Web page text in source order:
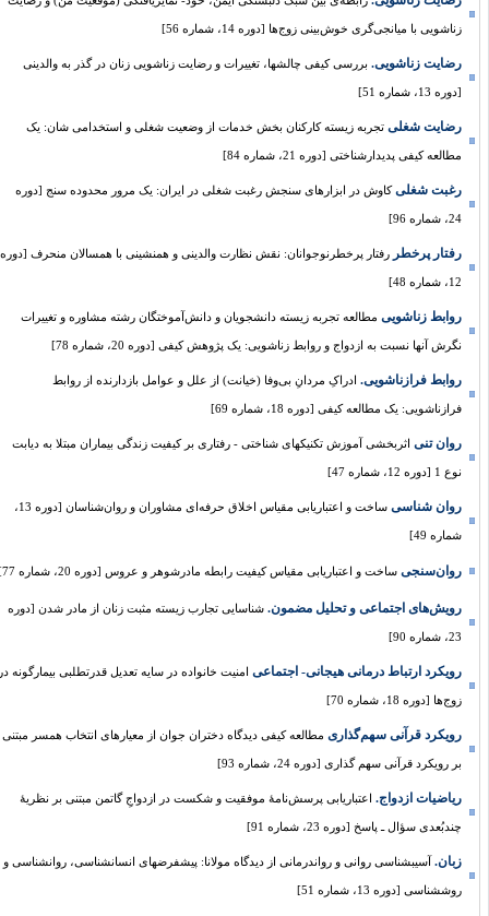
زناشویی با میانجی‌گری خوش‌بینی زوج‌ها [دوره 14، شماره 56]
رضایت زناشویی. بررسی کیفی چالشها، تغییرات و رضایت زناشویی زنان در گذر به والدینی
[دوره 13، شماره 51]
رضایت شغلی تجربه زیسته کارکنان بخش خدمات از وضعیت شغلی و استخدامی شان: یک
مطالعه کیفی پدیدارشناختی [دوره 21، شماره 84]
رغبت شغلی کاوش در ابزارهای سنجش رغبت شغلی در ایران: یک مرور محدوده سنج [دوره
رفتار پرخطر رفتار پرخطرنوجوانان: نقش نظارت والدینی و همنشینی با همسالان منحرف [دوره
روابط زناشویی مطالعه تجربه زیسته دانشجویان و دانش‌آموختگان رشته مشاوره و تغییرات
نگرش آنها نسبت به ازدواج و روابط زناشویی: یک پژوهش کیفی [دوره 20، شماره 78]
روابط فرازناشویی. ادراکِ مردانِ بی‌وفا (خیانت) از علل و عوامل بازدارنده از روابط
فرازناشویی: یک مطالعه کیفی [دوره 18، شماره 69]
روان تنی اثربخشی آموزش تکنیکهای شناختی - رفتاری بر کیفیت زندگی بیماران مبتلا به دیابت
نوع 1 [دوره 12، شماره 47]
روان شناسی ساخت و اعتبار‌یابی مقیاس اخلاق حرفه‌ای مشاوران و روان‌شناسان [دوره 13،
شماره 49]
روان‌سنجی ساخت و اعتباریابی مقیاس کیفیت رابطه‌ مادرشوهر و عروس [دوره 20، شماره 77]
رویش‌های اجتماعی و تحلیل مضمون. شناسایی تجارب زیسته مثبت زنان از مادر شدن [دوره
رویکرد ارتباط درمانی هیجانی- اجتماعی امنیت خانواده در سایه تعدیل قدرتطلبی بیمارگونه در
زوج‌ها [دوره 18، شماره 70]
رویکرد قرآنی سهم‌گذاری مطالعه کیفی دیدگاه دختران جوان از معیارهای انتخاب همسر مبتنی
بر رویکرد قرآنی سهم گذاری [دوره 24، شماره 93]
ریاضیات ازدواج. اعتباریابی پرسش‌نامۀ موفقیت و شکست در ازدواجِ گاتمن مبتنی بر نظریۀ
چندبُعدی سؤال ـ پاسخ [دوره 23، شماره 91]
زبان. آسیب‏شناسی روانی و روان‏درمانی از دیدگاه مولانا: پیش‏فرض‏های انسان‏شناسی، روان‏شناسی و
روش‏شناسی [دوره 13، شماره 51]